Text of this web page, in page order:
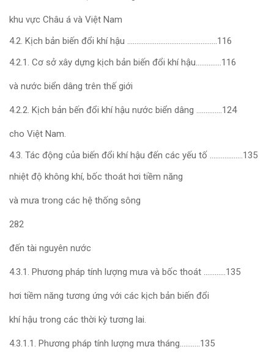
khu vực Châu á và Việt Nam
4.2. Kịch bản biến đổi khí hậu ………………………………………….116
4.2.1. Cơ sở xây dựng kịch bản biến đổi khí hậu…………..116
và nước biển dâng trên thế giới
4.2.2. Kịch bản bến đổi khí hậu nước biển dâng …………..124
cho Việt Nam.
4.3. Tác động của biến đổi khí hậu đến các yếu tố ………………135
nhiệt độ không khí, bốc thoát hơi tiềm năng
và mưa trong các hệ thống sông
282
đến tài nguyên nước
4.3.1. Phương pháp tính lượng mưa và bốc thoát …………135
hơi tiềm năng tương ứng với các kịch bản biến đổi
khí hậu trong các thời kỳ tương lai.
4.3.1.1. Phương pháp tính lượng mưa tháng………..135